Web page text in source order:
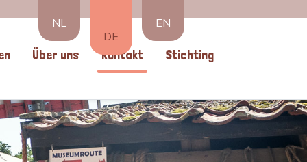
NL
DE
EN
Über uns Kontakt Stichting